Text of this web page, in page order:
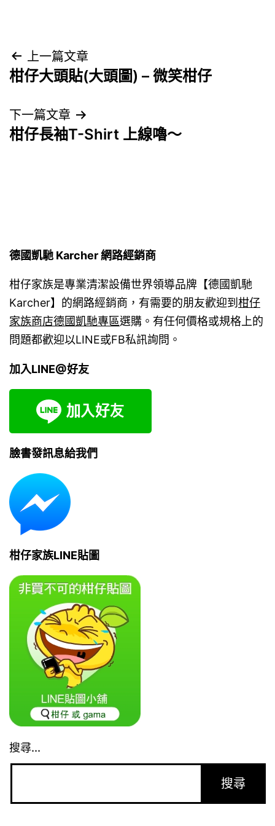
文
章
導
覽
上一篇文章
柑仔大頭貼(大頭圖) – 微笑柑仔
下一篇文章
柑仔長袖T-Shirt 上線嚕～
德國凱馳 Karcher 網路經銷商
柑仔家族是專業清潔設備世界領導品牌【德國凱馳
Karcher】的網路經銷商，有需要的朋友歡迎到 柑仔
家族商店德國凱馳專區選購。有任何價格或規格上的
問題都歡迎以LINE或FB私訊詢問。
加入LINE@好友
臉書發訊息給我們
柑仔家族LINE貼圖
搜尋...